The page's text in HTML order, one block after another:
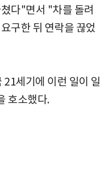
다"면서 "차를 돌려
구한 뒤 연락을 끊었
세기에 이런 일이 일
호소했다.